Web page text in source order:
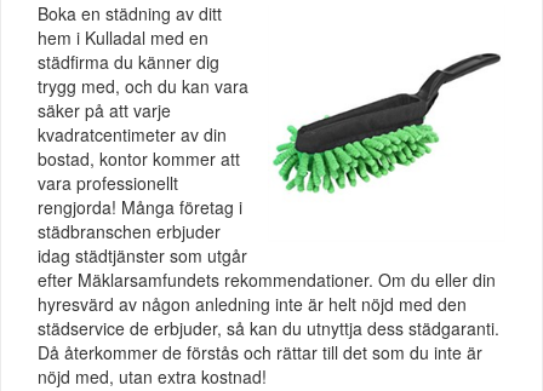
Boka en städning av ditt
hem i Kulladal med en
städfirma du känner dig
trygg med, och du kan vara
säker på att varje
kvadratcentimeter av din
bostad, kontor kommer att
vara professionellt
rengjorda! Många företag i
städbranschen erbjuder
idag städtjänster som utgår
efter Mäklarsamfundets rekommendationer. Om du eller din
hyresvärd av någon anledning inte är helt nöjd med den
städservice de erbjuder, så kan du utnyttja dess städgaranti.
Då återkommer de förstås och rättar till det som du inte är
nöjd med, utan extra kostnad!